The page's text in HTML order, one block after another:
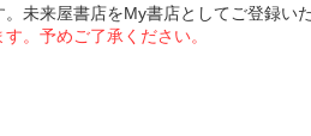
未来屋書店をMy書店としてご登録い
。予めご了承ください。